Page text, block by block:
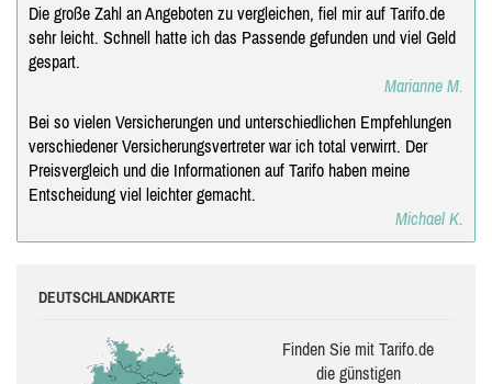
Die große Zahl an Angeboten zu vergleichen, fiel mir auf Tarifo.de
sehr leicht. Schnell hatte ich das Passende gefunden und viel Geld
gespart.
Marianne M.
Bei so vielen Versicherungen und unterschiedlichen Empfehlungen
verschiedener Versicherungsvertreter war ich total verwirrt. Der
Preisvergleich und die Informationen auf Tarifo haben meine
Entscheidung viel leichter gemacht.
Michael K.
DEUTSCHLANDKARTE
Finden Sie mit Tarifo.de
die güns­ti­gen